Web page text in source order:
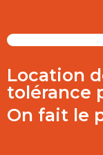
Location
tolérance
On fait le